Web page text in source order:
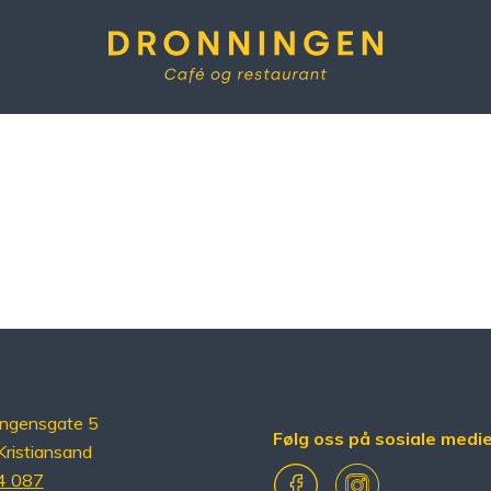
Dronningen
5
087
Følg oss på sosiale
FacebookInstagram